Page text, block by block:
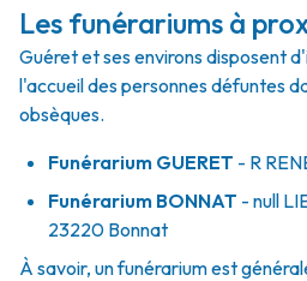
Les funérariums à
Guéret et ses environs disposent
l'accueil des personnes défuntes
obsèques.
Funérarium GUERET - R
Funérarium BONNAT - null
23220 Bonnat
À savoir, un funérarium est